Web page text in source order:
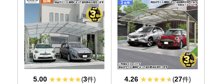
5.00 (3件)
4.26 (27件)